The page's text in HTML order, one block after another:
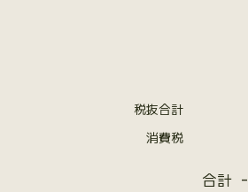
税抜合計
消費税
合計 -